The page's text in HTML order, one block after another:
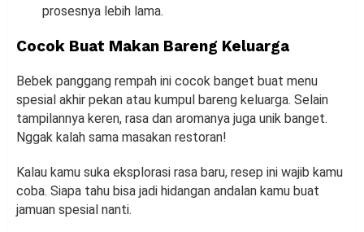
prosesnya lebih lama.
Cocok Buat Makan Bareng Keluarga
Bebek panggang rempah ini cocok banget buat menu
spesial akhir pekan atau kumpul bareng keluarga. Selain
tampilannya keren, rasa dan aromanya juga unik banget.
Nggak kalah sama masakan restoran!
Kalau kamu suka eksplorasi rasa baru, resep ini wajib kamu
coba. Siapa tahu bisa jadi hidangan andalan kamu buat
jamuan spesial nanti.